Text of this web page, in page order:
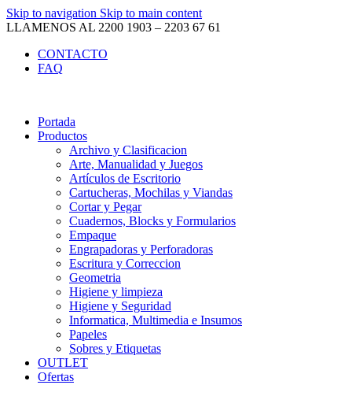
Skip to navigation Skip to main content
LLAMENOS AL 2200 1903 – 2203 67 61
CONTACTO
FAQ
Portada
Productos
Archivo y Clasificacion
Arte, Manualidad y Juegos
Artículos de Escritorio
Cartucheras, Mochilas y Viandas
Cortar y Pegar
Cuadernos, Blocks y Formularios
Empaque
Engrapadoras y Perforadoras
Escritura y Correccion
Geometria
Higiene y limpieza
Higiene y Seguridad
Informatica, Multimedia e Insumos
Papeles
Sobres y Etiquetas
OUTLET
Ofertas